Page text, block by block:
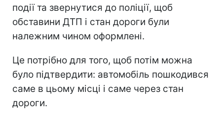
події та звернутися до поліції, щоб
обставини ДТП і стан дороги були
належним чином оформлені.
Це потрібно для того, щоб потім можна
було підтвердити: автомобіль пошкодився
саме в цьому місці і саме через стан
дороги.